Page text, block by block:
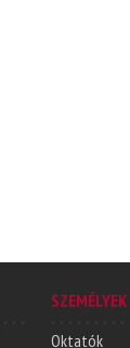
SZEMÉLYEK
Oktatók